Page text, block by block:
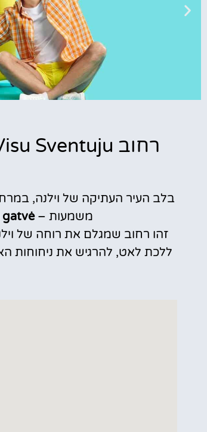
טיסות
לחצו
משמעות –gatvė
זהו רחוב שמגלם את רוחה של
ללכת לאט, להרגיש את ניחוחות